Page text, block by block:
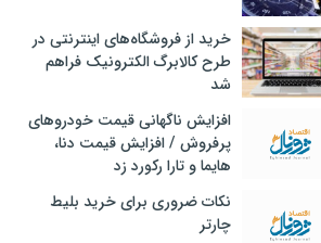
خرید از فروشگاه‌های اینترنتی در
طرح کالابرگ الکترونیک فراهم
شد
افزایش ناگهانی قیمت خودروهای
پرفروش / افزایش قیمت دنا،
هایما و تارا رکورد زد
نکات ضروری برای خرید بلیط
چارتر